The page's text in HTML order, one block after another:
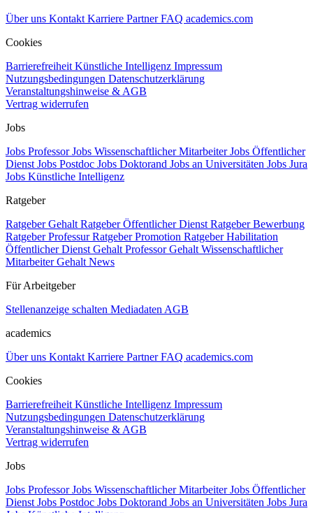
Über uns Kontakt Karriere PartnerFAQ academics.com
Cookies
Barrierefreiheit Künstliche Intelligenz Impressum
Nutzungsbedingungen Datenschutzerklärung
Veranstaltungshinweise & AGB
Vertrag widerrufen
Jobs
Jobs ProfessorJobs Wissenschaftlicher MitarbeiterJobs Öffentlicher
Dienst Jobs Postdoc Jobs Doktorand Jobs an Universitäten Jobs Jura
Jobs Künstliche Intelligenz
Ratgeber
Ratgeber Gehalt Ratgeber Öffentlicher Dienst Ratgeber Bewerbung
Ratgeber ProfessurRatgeber Promotion Ratgeber Habilitation
Öffentlicher Dienst Gehalt Professor Gehalt Wissenschaftlicher
Mitarbeiter Gehalt News
Für Arbeitgeber
Stellenanzeige schalten Mediadaten AGB
academics
Über uns Kontakt Karriere PartnerFAQ academics.com
Cookies
Barrierefreiheit Künstliche Intelligenz Impressum
Nutzungsbedingungen Datenschutzerklärung
Veranstaltungshinweise & AGB
Vertrag widerrufen
Jobs
Jobs ProfessorJobs Wissenschaftlicher MitarbeiterJobs Öffentlicher
Dienst Jobs Postdoc Jobs Doktorand Jobs an Universitäten Jobs Jura